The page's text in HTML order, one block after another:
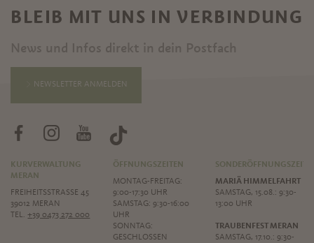
BLEIB MIT UNS IN VERBINDUNG
News und Infos direkt in dein Postfach
NEWSLETTER ANMELDEN
KURVERWALTUNG
MERAN
FREIHEITSSTRASSE 45
39012 MERAN
TEL.+39 0473 272 000
ÖFFNUNGSZEITEN
MONTAG-FREITAG:
9:00-17:30 UHR
SAMSTAG: 9:30-16:00
UHR
SONNTAG:
GESCHLOSSEN
MARIÄ HIMMELFAHRT
SAMSTAG, 15.08.: 9:30-
13:00 UHR
TRAUBENFEST MERAN
SAMSTAG, 17.10.: 9:30-